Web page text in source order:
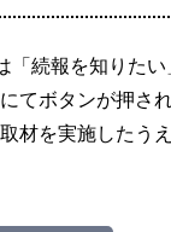
続報を知りた
ボタンが押さ
材を実施したう